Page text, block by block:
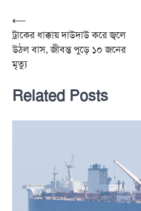
Post
navigation
⟵
ট্রাকের ধাক্কায় দাউদাউ করে জ্বলে
উঠল বাস, জীবন্ত পুড়ে ১০ জনের
মৃত্যু
Related Posts